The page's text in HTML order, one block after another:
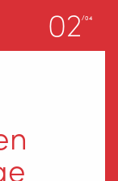
02/04